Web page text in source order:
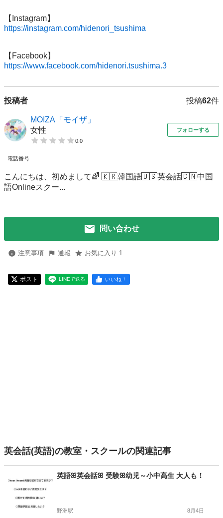
https://instagram.com/hidenori_tsushima
https://www.facebook.com/hidenori.tsushima.3
投稿者 投稿62件
MOIZA「モイザ」
女性
0.0
フォローする
電話番号
こんにちは、初めまして🌈 🇰🇷韓国語🇺🇸英会話🇨🇳中国
語Onlineスクー...
問い合わせ
注意事項 通報 お気に入り 1
ポスト LINEで送る いいね！
英会話(英語)の教室・スクールの関連記事
英語ꕤ英会話ꕤ 受験ꕤ幼児～小中高生 大人も！
野洲駅 8月4日